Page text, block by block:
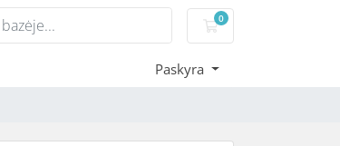
0
Pirkinių krepšelis
Paskyra